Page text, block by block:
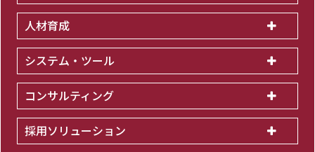
人材育成
システム・ツール
コンサルティング
採用ソリューション